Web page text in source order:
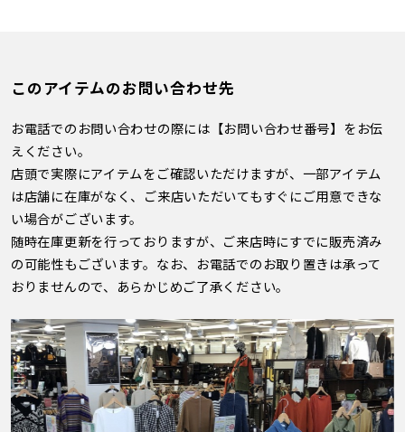
このアイテムのお問い合わせ先
お電話でのお問い合わせの際には【お問い合わせ番号】をお伝
えください。
店頭で実際にアイテムをご確認いただけますが、一部アイテム
は店舗に在庫がなく、ご来店いただいてもすぐにご用意できな
い場合がございます。
随時在庫更新を行っておりますが、ご来店時にすでに販売済み
の可能性もございます。なお、お電話でのお取り置きは承って
おりませんので、あらかじめご了承ください。